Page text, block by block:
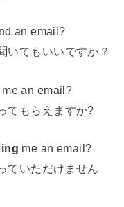
an email?
いてもいいですか？
me an email?
てもらえますか?
ing me an email?
ていただけません